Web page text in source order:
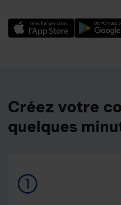
Créez votre
quelques